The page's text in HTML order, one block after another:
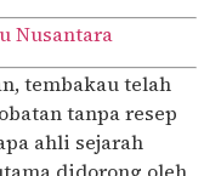
Nusantara
tembakau telah
tanpa resep
ahli sejarah
didorong oleh